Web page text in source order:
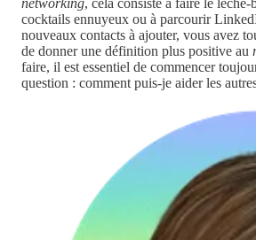
cocktails ennuyeux ou à parcourir
nouveaux contacts à ajouter, vous avez
de donner une définition plus positive au
faire, il est essentiel de commencer
question : comment puis-je aider les